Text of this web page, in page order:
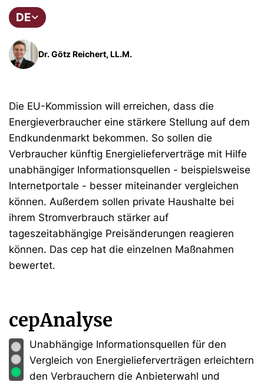
DE
Dr. Götz Reichert, LL.M.
Die EU-Kommission will erreichen, dass die
Energieverbraucher eine stärkere Stellung auf dem
Endkundenmarkt bekommen. So sollen die
Verbraucher künftig Energielieferverträge mit Hilfe
unabhängiger Informationsquellen - beispielsweise
Internetportale - besser miteinander vergleichen
können. Außerdem sollen private Haushalte bei
ihrem Stromverbrauch stärker auf
tageszeitabhängige Preisänderungen reagieren
können. Das cep hat die einzelnen Maßnahmen
bewertet.
cepAnalyse
Unabhängige Informationsquellen für den
Vergleich von Energielieferverträgen erleichtern
den Verbrauchern die Anbieterwahl und